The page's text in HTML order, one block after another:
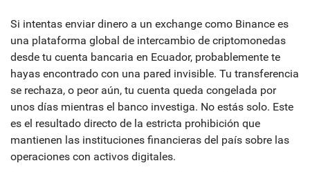
Si intentas enviar dinero a un exchange como Binance es
una plataforma global de intercambio de criptomonedas
desde tu cuenta bancaria en Ecuador, probablemente te
hayas encontrado con una pared invisible. Tu transferencia
se rechaza, o peor aún, tu cuenta queda congelada por
unos días mientras el banco investiga. No estás solo. Este
es el resultado directo de la estricta prohibición que
mantienen las instituciones financieras del país sobre las
operaciones con activos digitales.